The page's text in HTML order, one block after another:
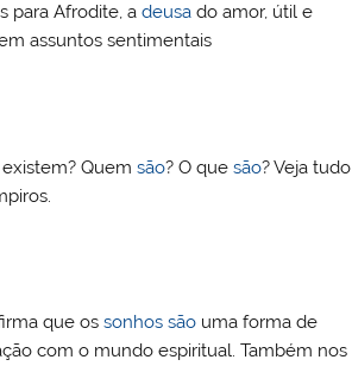
para Afrodite, adeusa do amor, útil e
assuntos sentimentais
existem? Quemsão? O quesão? Veja tudo
que ossonhos são uma forma de
com o mundo espiritual. Também nos